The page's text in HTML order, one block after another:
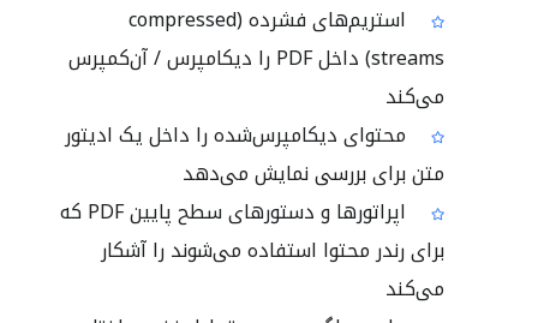
استریم‌های فشرده (compressed
streams) داخل PDF را دیکامپرس / آن‌کمپرس
می‌کند
محتوای دیکامپرس‌شده را داخل یک ادیتور
متن برای بررسی نمایش می‌دهد
اپراتورها و دستورهای سطح پایین PDF که
برای رندر محتوا استفاده می‌شوند را آشکار
می‌کند